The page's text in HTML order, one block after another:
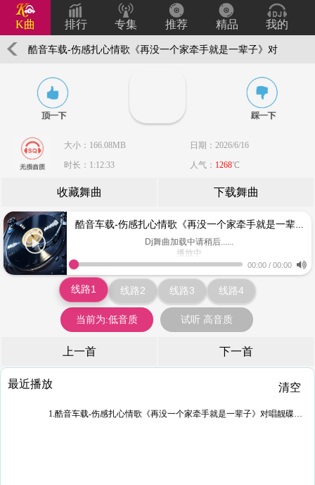
K曲 排行 专集 推荐 精品 我的
酷音车载-伤感扎心情歌《再没一个家牵手就是一辈子》对
唱靓碟-Dj小峰
大小：166.08MB
日期：2026/6/16
时长：1:12:33
人气： 1268℃
收藏舞曲 下载舞曲
酷音车载-伤感扎心情歌《再没一个家牵手就是一辈子》对唱靓碟-Dj小峰
Dj舞曲加载中请稍后......
播放中
www.keiqu.com
00:00 / 00:00
线路1 线路2 线路3 线路4
当前为:低音质 试听 高音质
上一首 下一首
最近播放 清空
1.酷音车载-伤感扎心情歌《再没一个家牵手就是一辈子》对唱靓碟-Dj小峰